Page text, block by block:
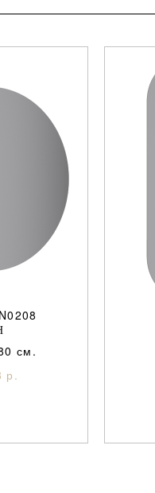
см.
р.